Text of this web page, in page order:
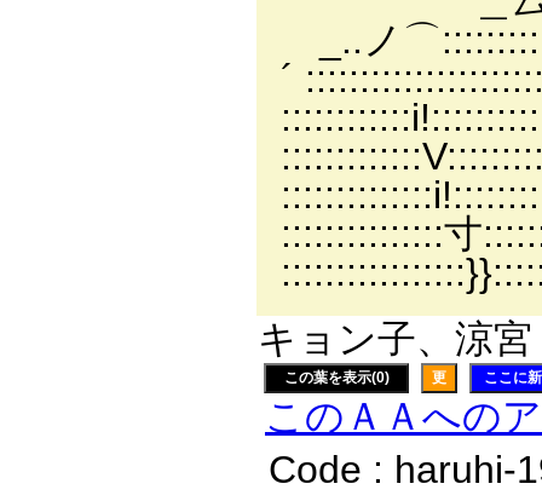
_..ノ
´
:::::::::::::::寸
キョン子、涼
この葉を表示(0) 更 ここに
このＡＡへの
Code : haruhi-